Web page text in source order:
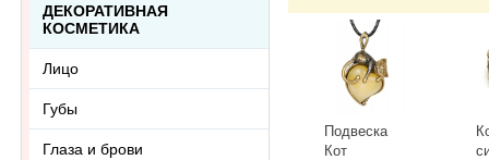
Подвеска
Кот
ДЕКОРАТИВНАЯ
КОСМЕТИКА
Лицо
Губы
Глаза и брови